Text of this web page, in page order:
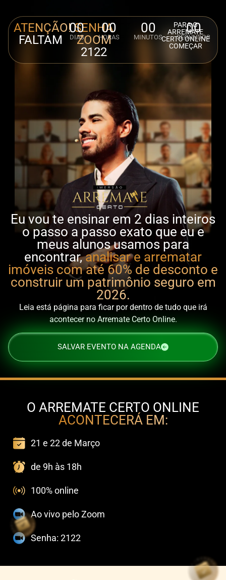
ATENÇÃO!
FALTAM
SENHA
ZOOM
2122
00
DIAS
00
HORAS
00
MINUTOS
00
SEGUNDOS
PARA O
ARREMATE
CERTO ONLINE
COMEÇAR
Eu vou te ensinar em 2 dias inteiros
o passo a passo exato que eu e
meus alunos usamos para
encontrar,analisar e arrematar
imóveis com até 60% de desconto e
construir um patrimônio seguro em
2026.
Leia está página para ficar por dentro de tudo que irá
acontecer no Arremate Certo Online.
SALVAR EVENTO NA AGENDA
O ARREMATE CERTO ONLINE
ACONTECERÁ EM:
21 e 22 de Março
de 9h às 18h
100% online
Ao vivo pelo Zoom
Senha: 2122